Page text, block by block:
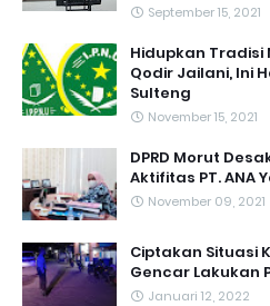
September 15, 2021
Hidupkan Tradisi
Qodir Jailani, Ini
Sulteng
November 15, 2021
DPRD Morut
Aktifitas PT. ANA
November 09, 2021
Ciptakan Situasi
Gencar Lakukan
Januari 12, 2022